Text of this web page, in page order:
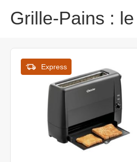
Grille-Pains :
Express